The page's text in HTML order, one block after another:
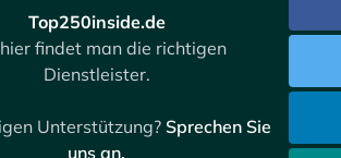
Top250inside.de
findet man die richtigen
Dienstleister.
Unterstützung? Sprechen Sie
uns an.